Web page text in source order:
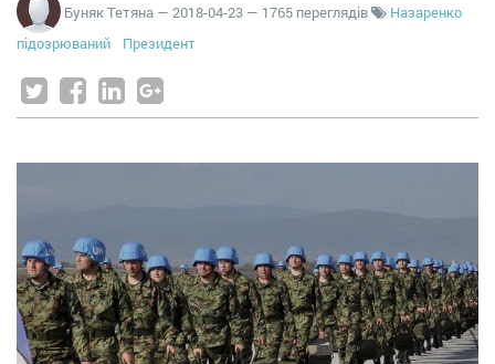
Буняк Тетяна — 2018-04-23 — 1765 переглядів
Назаренко
підозрюваний
Президент